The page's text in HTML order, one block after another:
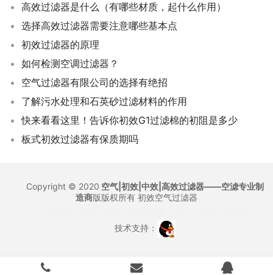
高效过滤器是什么（有哪些材质，起什么作用）
选择高效过滤器需要注意哪些基本点
初效过滤器的原理
如何检测空调过滤器？
空气过滤器有限公司的选择有绝招
了解污水处理和石英砂过滤材料的作用
快来看看这里！告诉你初效G1过滤棉的初阻是多少
板式初效过滤器有保质期吗
Copyright © 2020 空气|初效|中效|高效过滤器——空滤专业制
造商版版权所有 初效空气过滤器
技术支持：